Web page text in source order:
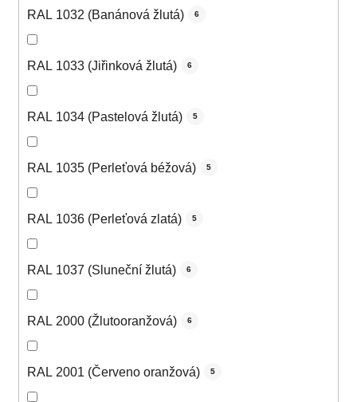
RAL 1032 (Banánová žlutá) 6
RAL 1033 (Jiřinková žlutá) 6
RAL 1034 (Pastelová žlutá) 5
RAL 1035 (Perleťová béžová) 5
RAL 1036 (Perleťová zlatá) 5
RAL 1037 (Sluneční žlutá) 6
RAL 2000 (Žlutooranžová) 6
RAL 2001 (Červeno oranžová) 5